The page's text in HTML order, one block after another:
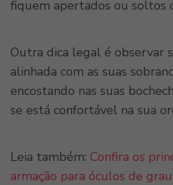
fiquem apertados ou soltos
Outra dica legal é observar
alinhada com as suas
encostando nas suas
se está confortável na sua
Leia também: Confira os
armação para óculos de grau